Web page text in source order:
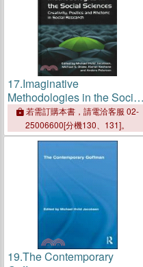
17.Imaginative
Methodologies in the Social
Sciences: Creativity, Poetics
and Rhetoric in Social
Research (Classical and
Contemporary Rnrial
若需訂購本書，請電洽客服 02-
25006600[分機130、131]。
19.The Contemporary